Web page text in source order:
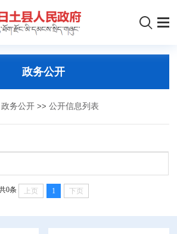
政务公开
政务公开 >>公开信息列表
0条 上页 1 下页